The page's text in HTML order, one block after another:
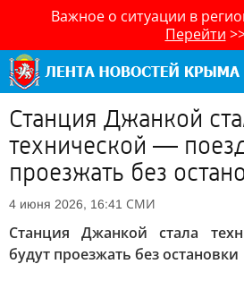
Важное о ситуации в
Перейти
Станция Джанкой
технической —
проезжать без
4 июня 2026, 16:41 СМИ
Станция Джанкой стала
будут проезжать без остановки